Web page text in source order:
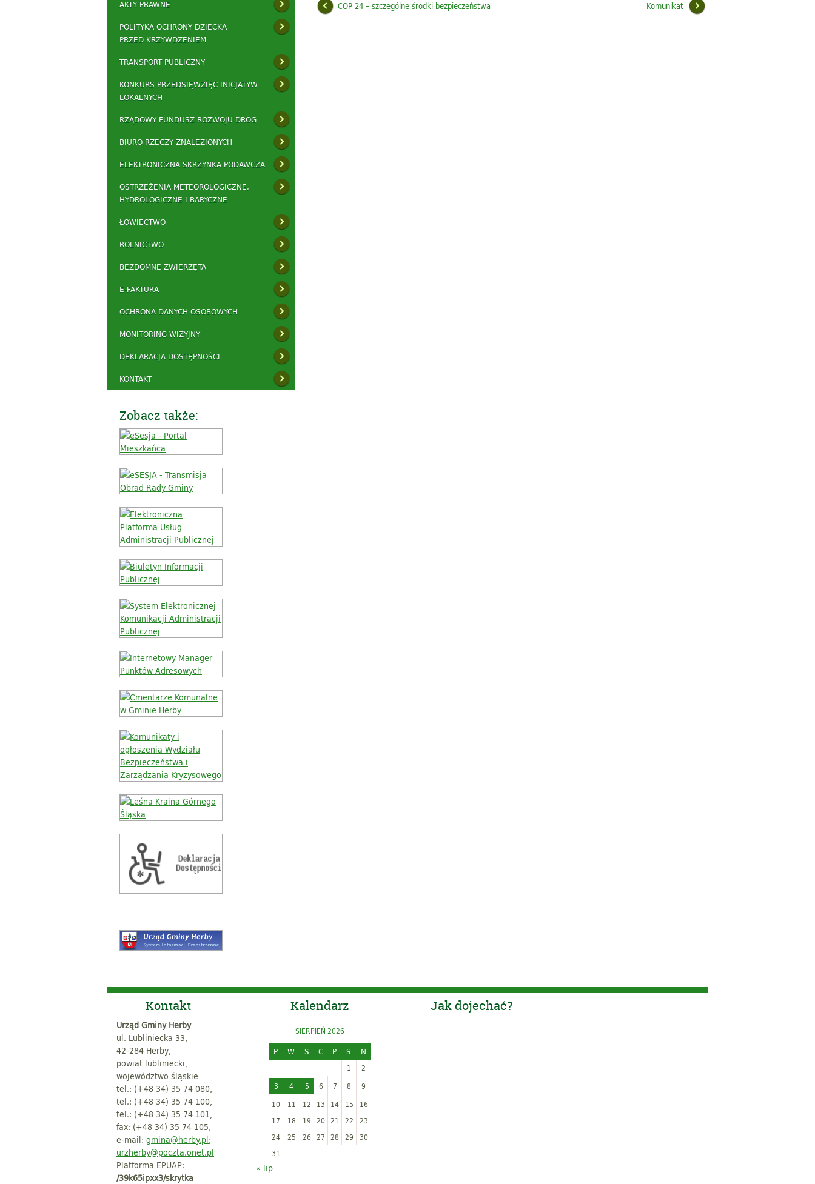
AKTY PRAWNE
POLITYKA OCHRONY DZIECKA
PRZED KRZYWDZENIEM
TRANSPORT PUBLICZNY
KONKURS PRZEDSIĘWZIĘĆ INICJATYW
LOKALNYCH
RZĄDOWY FUNDUSZ ROZWOJU DRÓG
BIURO RZECZY ZNALEZIONYCH
ELEKTRONICZNA SKRZYNKA PODAWCZA
OSTRZEŻENIA METEOROLOGICZNE,
HYDROLOGICZNE I BARYCZNE
ŁOWIECTWO
ROLNICTWO
BEZDOMNE ZWIERZĘTA
E-FAKTURA
OCHRONA DANYCH OSOBOWYCH
MONITORING WIZYJNY
DEKLARACJA DOSTĘPNOŚCI
KONTAKT
Zobacz także:
COP 24 – szczególne środki bezpieczeństwa Komunikat
Kontakt
Urząd Gminy Herby
ul. Lubliniecka 33,
42-284 Herby,
powiat lubliniecki,
województwo śląskie
tel.: (+48 34) 35 74 080,
tel.: (+48 34) 35 74 100,
tel.: (+48 34) 35 74 101,
fax: (+48 34) 35 74 105,
e-mail: gmina@herby.pl;
urzherby@poczta.onet.pl
Platforma EPUAP:
/39k65ipxx3/skrytka
Kalendarz
SIERPIEŃ 2026
P
W Ś C P S
N
1
2
3
4 5 6 7 8
9
10
11 12 13 14 15
16
17
18 19 20 21 22
23
24
25 26 27 28 29
30
31
« lip
Jak dojechać?